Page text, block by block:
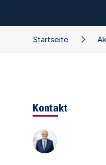
Startseite
Kontakt